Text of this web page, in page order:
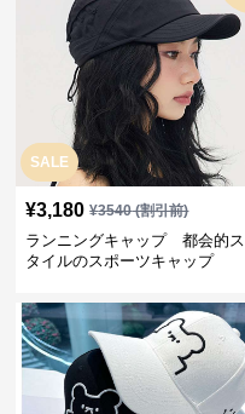
SALE
¥3,180 ¥3540(割引前)
ランニングキャップ 都会的ス
タイルのスポーツキャップ